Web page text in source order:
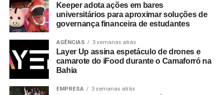
interno). Além da ampliação do escopo de atuação com a
Copa Energia (calendário nacional de eventos e trade
marketing) e com a Mondelez International (ecossistema
de campanhas de incentivo e viagens).
No último trimestre de 2026, a agência também assina a
produção da segunda edição do Inter Summit, evento
proprietário do Banco Inter que já se integrou ao
Keeper adota ações em bares
universitários para aproximar soluções de
governança financeira de estudantes
AGÊNCIAS 3 semanas atrás
Layer Up assina espetáculo de drones e
camarote do iFood durante o Camaforró na
Bahia
EMPRESA 3 semanas atrás